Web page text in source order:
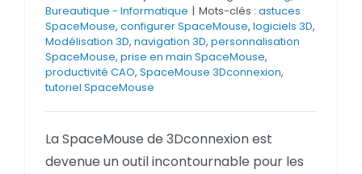
BLOG
SOCIETE
Rechercher:
Bureautique - Informatique | Mots-clés : astuces
SpaceMouse, configurer SpaceMouse, logiciels 3D,
Modélisation 3D, navigation 3D, personnalisation
SpaceMouse, prise en main SpaceMouse,
productivité CAO, SpaceMouse 3Dconnexion,
tutoriel SpaceMouse
La SpaceMouse de 3Dconnexion est
devenue un outil incontournable pour les